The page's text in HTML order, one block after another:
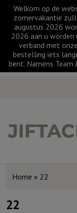
Welkom op de
zomervakantie
augustus 2026
2026 aan u
verband met
bestelling iets
bent. Namens
Home » 22
22